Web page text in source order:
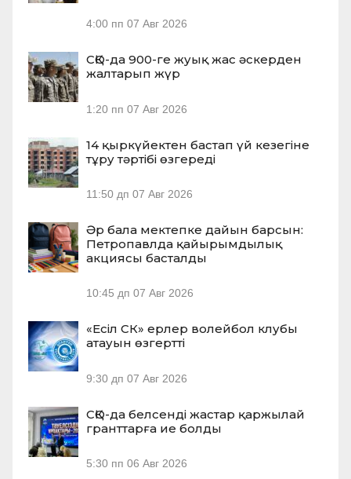
4:00 пп 07 Авг 2026
СҚО-да 900-ге жуық жас әскерден
жалтарып жүр
1:20 пп 07 Авг 2026
14 қыркүйектен бастап үй кезегіне
тұру тәртібі өзгереді
11:50 дп 07 Авг 2026
Әр бала мектепке дайын барсын:
Петропавлда қайырымдылық
акциясы басталды
10:45 дп 07 Авг 2026
«Есіл СК» ерлер волейбол клубы
атауын өзгертті
9:30 дп 07 Авг 2026
СҚО-да белсенді жастар қаржылай
гранттарға ие болды
5:30 пп 06 Авг 2026